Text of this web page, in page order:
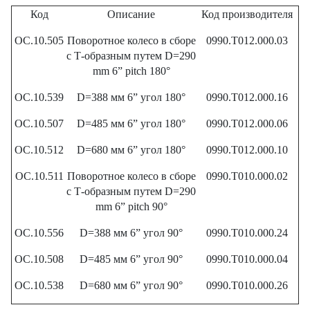
Код Описание Код производителя
OC.10.505 Поворотное колесо в сборе
с Т-образным путем D=290
mm 6” pitch 180°
0990.T012.000.03
OC.10.539 D=388 мм 6” угол 180° 0990.T012.000.16
OC.10.507 D=485 мм 6” угол 180° 0990.T012.000.06
OC.10.512 D=680 мм 6” угол 180° 0990.T012.000.10
OC.10.511 Поворотное колесо в сборе
с Т-образным путем D=290
mm 6” pitch 90°
0990.T010.000.02
OC.10.556 D=388 мм 6” угол 90° 0990.T010.000.24
OC.10.508 D=485 мм 6” угол 90° 0990.T010.000.04
OC.10.538 D=680 мм 6” угол 90° 0990.T010.000.26